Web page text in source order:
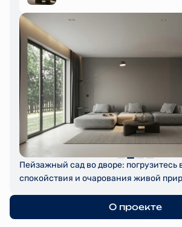
Пейзажный сад во дворе: погрузитесь
спокойствия и очарования живой
О проекте